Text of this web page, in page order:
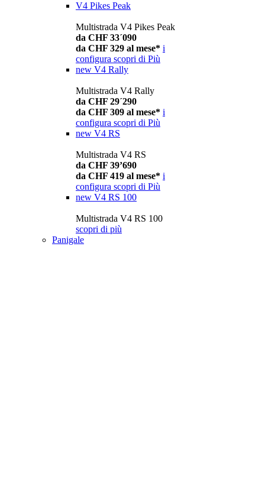
V4 Pikes Peak
Multistrada V4 Pikes Peak
da CHF 33´090
da CHF 329 al mese* i
configura scopri di Più
new V4 Rally
Multistrada V4 Rally
da CHF 29´290
da CHF 309 al mese* i
configura scopri di Più
new V4 RS
Multistrada V4 RS
da CHF 39’690
da CHF 419 al mese* i
configura scopri di Più
new V4 RS 100
Multistrada V4 RS 100
scopri di più
Panigale